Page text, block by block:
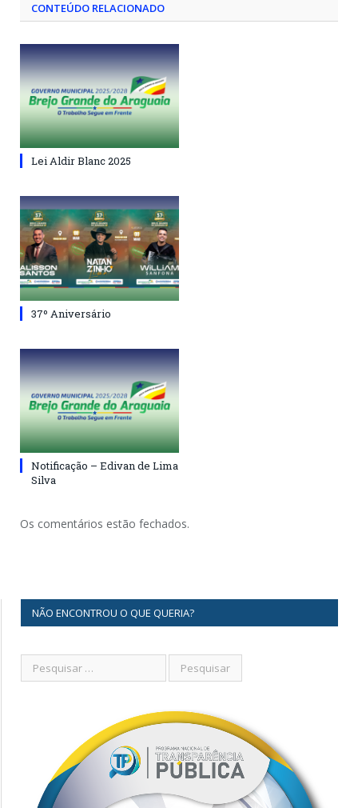
CONTEÚDO RELACIONADO
Lei Aldir Blanc 2025
37º Aniversário
Notificação – Edivan de Lima
Silva
Os comentários estão fechados.
NÃO ENCONTROU O QUE QUERIA?